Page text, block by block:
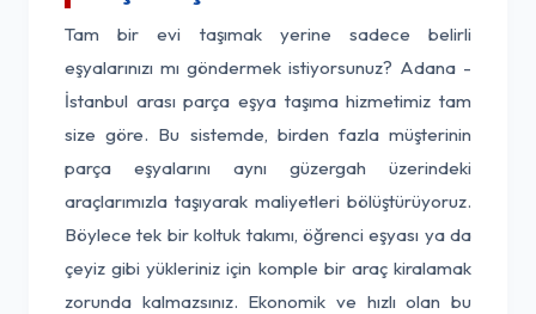
Tam bir evi taşımak yerine sadece belirli
eşyalarınızı mı göndermek istiyorsunuz? Adana -
İstanbul arası parça eşya taşıma hizmetimiz tam
size göre. Bu sistemde, birden fazla müşterinin
parça eşyalarını aynı güzergah üzerindeki
araçlarımızla taşıyarak maliyetleri bölüştürüyoruz.
Böylece tek bir koltuk takımı, öğrenci eşyası ya da
çeyiz gibi yükleriniz için komple bir araç kiralamak
zorunda kalmazsınız. Ekonomik ve hızlı olan bu